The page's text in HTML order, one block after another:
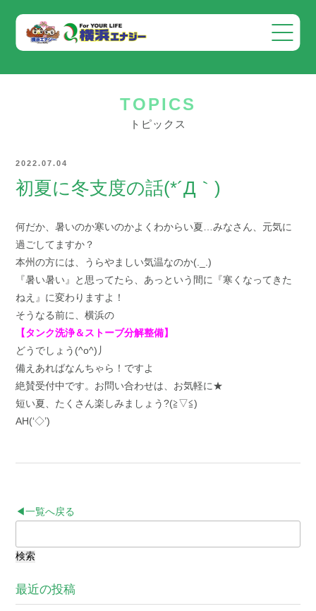
TOPICS
トピックス
2022.07.04
初夏に冬支度の話(*´Д｀)
何だか、暑いのか寒いのかよくわからい夏…みなさん、元気に
過ごしてますか？
本州の方には、うらやましい気温なのか(._.)
『暑い暑い』と思ってたら、あっという間に『寒くなってきた
ねえ』に変わりますよ！
そうなる前に、横浜の
【タンク洗浄＆ストーブ分解整備】
どうでしょう(^o^)丿
備えあればなんちゃら！ですよ
絶賛受付中です。お問い合わせは、お気軽に★
短い夏、たくさん楽しみましょう?(≧▽≦)
AH(‘◇’)ゞ
◀一覧へ戻る
索:
最近の投稿